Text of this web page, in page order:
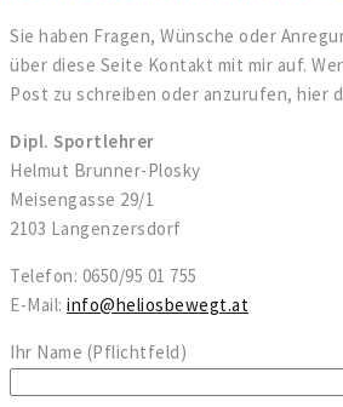
Sie haben Fragen, Wünsche oder
über diese Seite Kontakt mit mir auf.
Post zu schreiben oder anzurufen, hier
Dipl. Sportlehrer
Helmut Brunner-Plosky
Meisengasse 29/1
2103 Langenzersdorf
Telefon: 0650/95 01 755
E-Mail: info@heliosbewegt.at
Ihr Name (Pflichtfeld)